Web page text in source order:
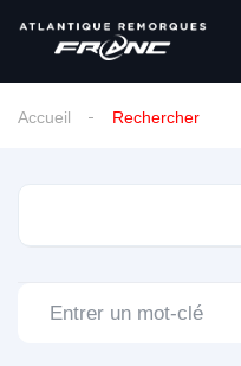
Accueil Rechercher